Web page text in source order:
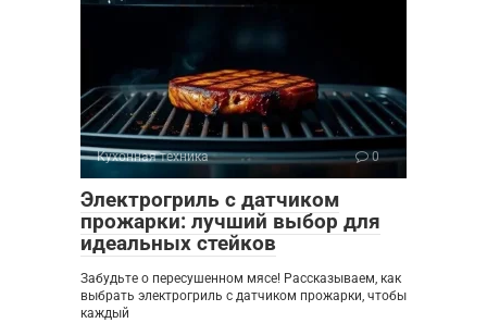
Кухонная техника 0
Электрогриль с датчиком
прожарки: лучший выбор для
идеальных стейков
Забудьте о пересушенном мясе! Рассказываем, как
выбрать электрогриль с датчиком прожарки, чтобы
каждый